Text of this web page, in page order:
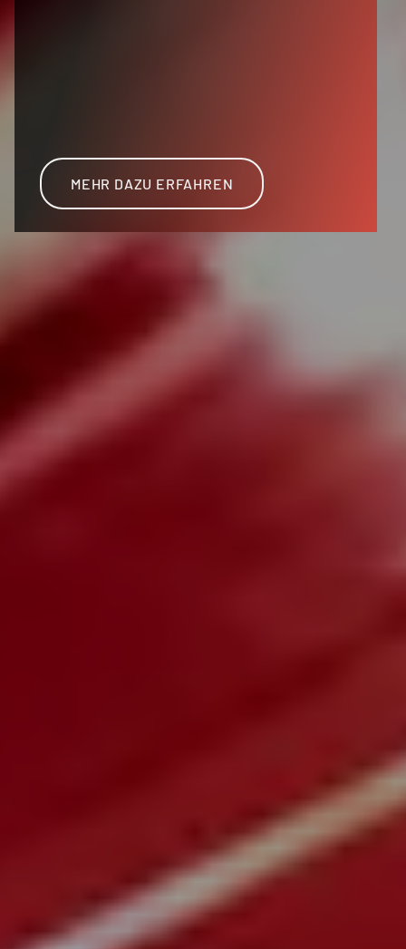
MEHR DAZU ERFAHREN
MEHR DAZU ERFAHREN
MEHR DAZU ERFAHREN